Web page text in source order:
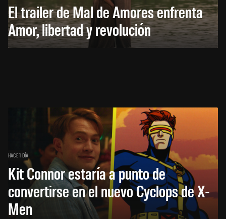
El trailer de Mal de Amores enfrenta
Amor, libertad y revolución
HACE 1 DÍA
Kit Connor estaría a punto de
convertirse en el nuevo Cyclops de X-
Men